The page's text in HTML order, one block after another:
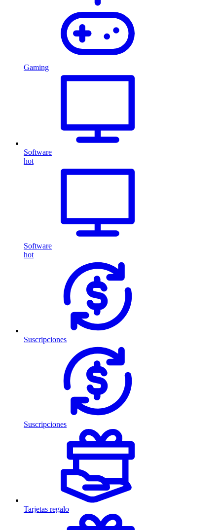
Gaming
Software
hot
Software
hot
Suscripciones
Suscripciones
Tarjetas regalo